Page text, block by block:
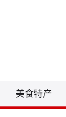
美食特产